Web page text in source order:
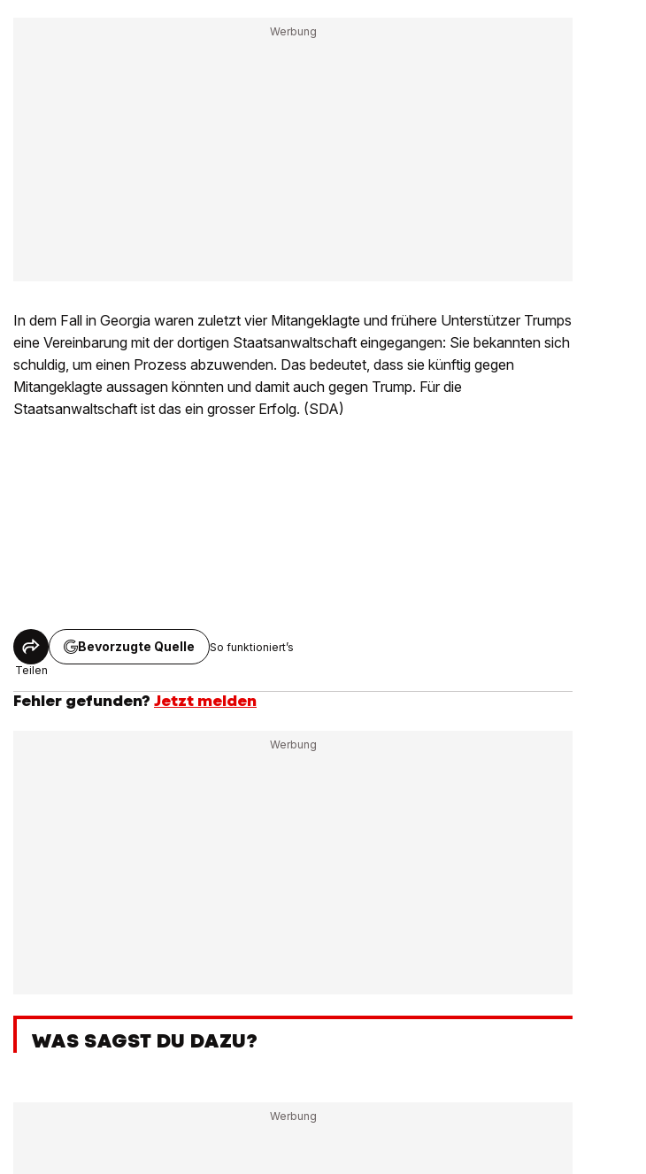
In dem Fall in Georgia waren zuletzt vier Mitangeklagte und frühere Unterstützer Trumps
eine Vereinbarung mit der dortigen Staatsanwaltschaft eingegangen: Sie bekannten sich
schuldig, um einen Prozess abzuwenden. Das bedeutet, dass sie künftig gegen
Mitangeklagte aussagen könnten und damit auch gegen Trump. Für die
Staatsanwaltschaft ist das ein grosser Erfolg. (SDA)
Teilen
Bevorzugte Quelle So funktioniert’s
Fehler gefunden? Jetzt melden
WAS SAGST DU DAZU?